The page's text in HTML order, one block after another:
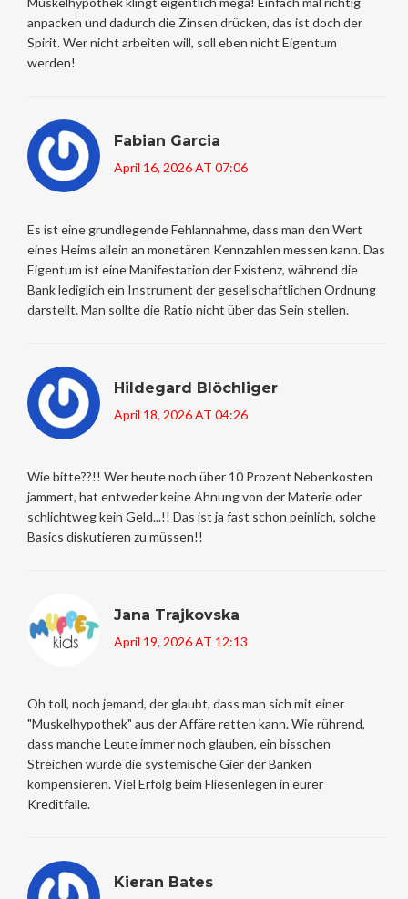
anpacken und dadurch die Zinsen drücken, das ist doch der
Spirit. Wer nicht arbeiten will, soll eben nicht Eigentum
werden!
Fabian Garcia
April 16, 2026 AT 07:06
Es ist eine grundlegende Fehlannahme, dass man den Wert
eines Heims allein an monetären Kennzahlen messen kann. Das
Eigentum ist eine Manifestation der Existenz, während die
Bank lediglich ein Instrument der gesellschaftlichen Ordnung
darstellt. Man sollte die Ratio nicht über das Sein stellen.
Hildegard Blöchliger
April 18, 2026 AT 04:26
Wie bitte??!! Wer heute noch über 10 Prozent Nebenkosten
jammert, hat entweder keine Ahnung von der Materie oder
schlichtweg kein Geld...!! Das ist ja fast schon peinlich, solche
Basics diskutieren zu müssen!!
Jana Trajkovska
April 19, 2026 AT 12:13
Oh toll, noch jemand, der glaubt, dass man sich mit einer
"Muskelhypothek" aus der Affäre retten kann. Wie rührend,
dass manche Leute immer noch glauben, ein bisschen
Streichen würde die systemische Gier der Banken
kompensieren. Viel Erfolg beim Fliesenlegen in eurer
Kreditfalle.
Kieran Bates